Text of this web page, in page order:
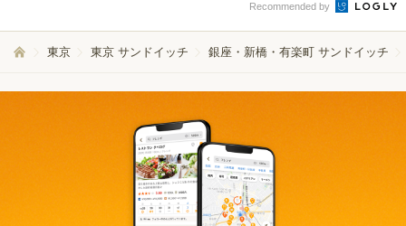
Recommended by
東京 東京 サンドイッチ 銀座・新橋・有楽町 サンドイッチ